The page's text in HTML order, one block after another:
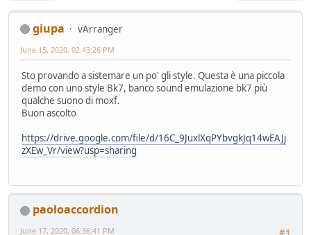
giupa vArranger
June 15, 2020, 02:43:26 PM
Sto provando a sistemare un po' gli style. Questa è una piccola
demo con uno style Bk7, banco sound emulazione bk7 più
qualche suono di moxf.
Buon ascolto
https://drive.google.com/file/d/16C_9JuxlXqPYbvgkJq14wEAJj
zXEw_Vr/view?usp=sharing
paoloaccordion
June 17, 2020, 06:36:41 PM